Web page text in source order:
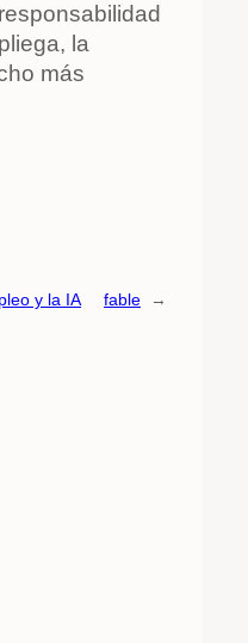
la
más
y la IA fable →